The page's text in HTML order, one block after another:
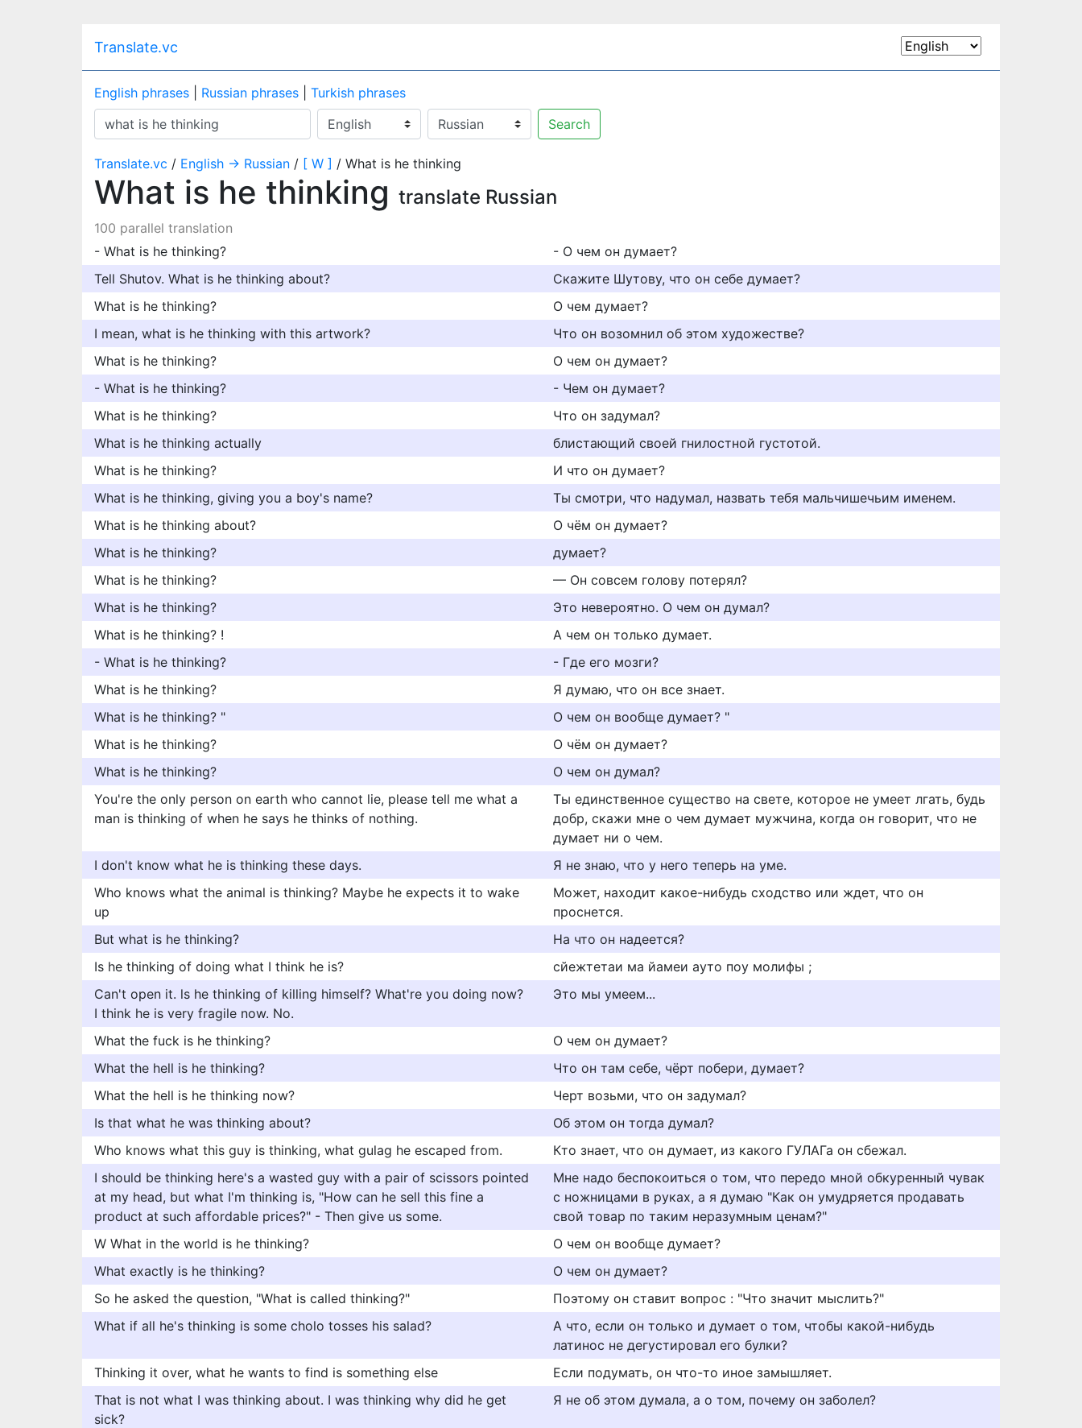
Translate.vc
English phrases Russian phrases
Turkish phrases
Search
Translate.vc / English → Russian / [ W ] / What is he thinking
What is he thinking translate Russian
100 parallel translation
- What is he thinking?
- О чем он думает?
Tell Shutov. What is he thinking about?
Скажите Шутову, что он себе думает?
What is he thinking?
О чем думает?
I mean, what is he thinking with this artwork?
Что он возомнил об этом художестве?
What is he thinking?
О чем он думает?
- What is he thinking?
- Чем он думает?
What is he thinking?
Что он задумал?
What is he thinking actually
блистающий своей гнилостной густотой.
What is he thinking?
И что он думает?
What is he thinking, giving you a boy's name?
Ты смотри, что надумал, назвать тебя мальчишечьим именем.
What is he thinking about?
О чём он думает?
What is he thinking?
думает?
What is he thinking?
— Он совсем голову потерял?
What is he thinking?
Это невероятно. О чем он думал?
What is he thinking? !
А чем он только думает.
- What is he thinking?
- Где его мозги?
What is he thinking?
Я думаю, что он все знает.
What is he thinking? "
О чем он вообще думает? "
What is he thinking?
О чём он думает?
What is he thinking?
О чем он думал?
You're the only person on earth who cannot lie, please tell me what a
man is thinking of when he says he thinks of nothing.
Ты единственное существо на свете, которое не умеет лгать, будь
добр, скажи мне о чем думает мужчина, когда он говорит, что не
думает ни о чем.
I don't know what he is thinking these days.
Я не знаю, что у него теперь на уме.
Who knows what the animal is thinking? Maybe he expects it to wake
up
Может, находит какое-нибудь сходство или ждет, что он
проснется.
But what is he thinking?
На что он надеется?
Is he thinking of doing what I think he is?
сйежтетаи ма йамеи ауто поу молифы ;
Can't open it. ls he thinking of killing himself? What're you doing now?
I think he is very fragile now. No.
Это мы умеем...
What the fuck is he thinking?
О чем он думает?
What the hell is he thinking?
Что он там себе, чёрт побери, думает?
What the hell is he thinking now?
Черт возьми, что он задумал?
Is that what he was thinking about?
Об этом он тогда думал?
Who knows what this guy is thinking, what gulag he escaped from.
Кто знает, что он думает, из какого ГУЛАГа он сбежал.
I should be thinking here's a wasted guy with a pair of scissors pointed
at my head, but what I'm thinking is, "How can he sell this fine a
product at such affordable prices?" - Then give us some.
Мне надо беспокоиться о том, что передо мной обкуренный чувак
с ножницами в руках, а я думаю "Как он умудряется продавать
свой товар по таким неразумным ценам?"
W What in the world is he thinking?
О чем он вообще думает?
What exactly is he thinking?
О чем он думает?
So he asked the question, "What is called thinking?"
Поэтому он ставит вопрос : "Что значит мыслить?"
What if all he's thinking is some cholo tosses his salad?
А что, если он только и думает о том, чтобы какой-нибудь
латинос не дегустировал его булки?
Thinking it over, what he wants to find is something else
Если подумать, он что-то иное замышляет.
That is not what I was thinking about. I was thinking why did he get
sick?
Я не об этом думала, а о том, почему он заболел?